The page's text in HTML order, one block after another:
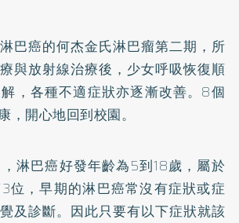
巴癌的何杰金氏淋巴瘤第二期，所
與放射線治療後，少女呼吸恢復順
，各種不適症狀亦逐漸改善。8個
，開心地回到校園。
淋巴癌好發年齡為5到18歲，屬於
位，早期的淋巴癌常沒有症狀或症
及診斷。因此只要有以下症狀就該